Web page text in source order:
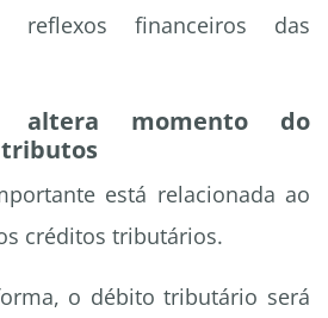
reflexos financeiros das
altera momento do
tributos
está relacionada ao
créditos tributários.
o débito tributário será